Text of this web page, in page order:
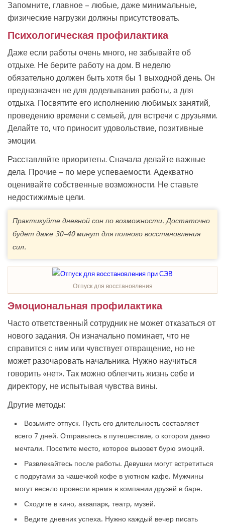
Запомните, главное – любые, даже минимальные,
физические нагрузки должны присутствовать.
Психологическая профилактика
Даже если работы очень много, не забывайте об
отдыхе. Не берите работу на дом. В неделю
обязательно должен быть хотя бы 1 выходной день. Он
предназначен не для доделывания работы, а для
отдыха. Посвятите его исполнению любимых занятий,
проведению времени с семьей, для встречи с друзьями.
Делайте то, что приносит удовольствие, позитивные
эмоции.
Расставляйте приоритеты. Сначала делайте важные
дела. Прочие – по мере успеваемости. Адекватно
оценивайте собственные возможности. Не ставьте
недостижимые цели.
Практикуйте дневной сон по возможности. Достаточно
будет даже 30–40 минут для полного восстановления
сил.
Отпуск для восстановления
Эмоциональная профилактика
Часто ответственный сотрудник не может отказаться от
нового задания. Он изначально поминает, что не
справится с ним или чувствует отвращение, но не
может разочаровать начальника. Нужно научиться
говорить «нет». Так можно облегчить жизнь себе и
директору, не испытывая чувства вины.
Другие методы:
Возьмите отпуск. Пусть его длительность составляет
всего 7 дней. Отправьтесь в путешествие, о котором давно
мечтали. Посетите место, которое вызовет бурю эмоций.
Развлекайтесь после работы. Девушки могут встретиться
с подругами за чашечкой кофе в уютном кафе. Мужчины
могут весело провести время в компании друзей в баре.
Сходите в кино, аквапарк, театр, музей.
Ведите дневник успеха. Нужно каждый вечер писать